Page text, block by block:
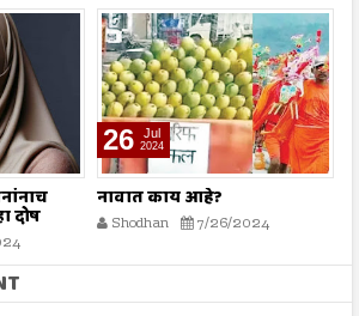
दोष
26 Jul
2024
नावात काय आहे?
Shodhan 7/26/2024